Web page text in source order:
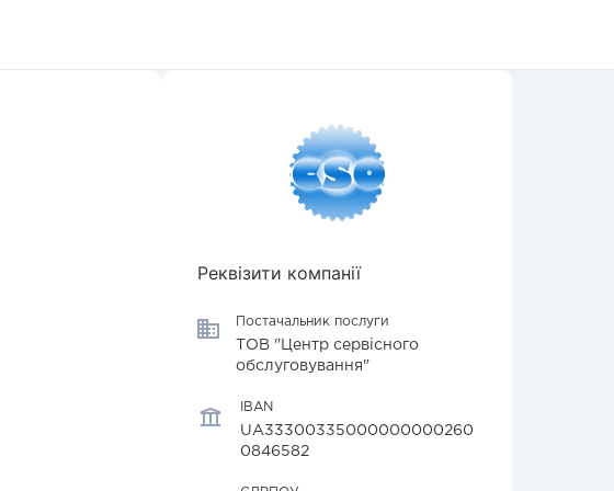
Реквізити компанії
Постачальник послуги
ТОВ "Центр сервісного
обслуговування"
IBAN
UA33300335000000000260
0846582